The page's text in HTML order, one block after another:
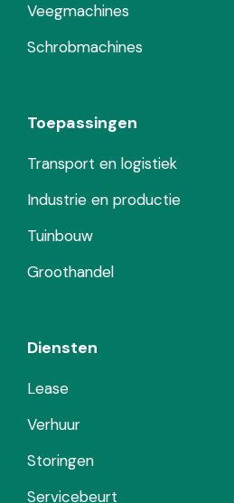
Veegmachines
Schrobmachines
Toepassingen
Transport en logistiek
Industrie en productie
Tuinbouw
Groothandel
Diensten
Lease
Verhuur
Storingen
Servicebeurt